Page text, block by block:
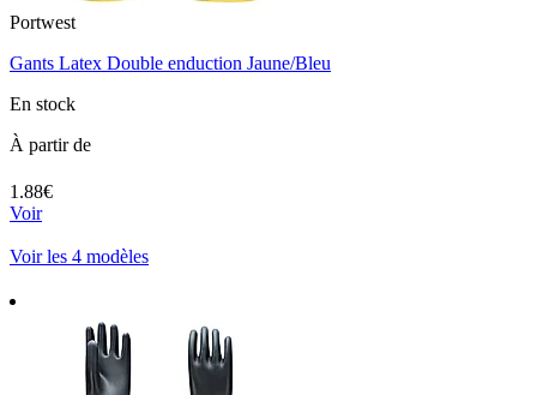
Portwest
Gants Latex Double enduction Jaune/Bleu
En stock
À partir de
1.88€
Voir
Voir les 4 modèles